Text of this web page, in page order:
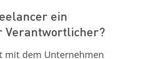
ein
Verantwortlicher?
mit dem Unternehmen